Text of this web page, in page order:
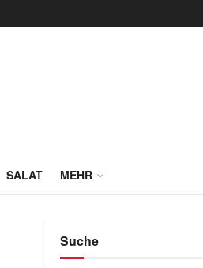
SALAT MEHR
Suche